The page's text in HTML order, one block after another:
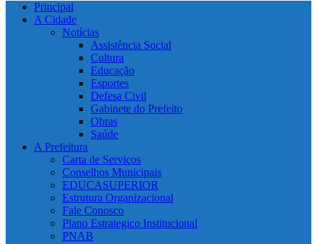
Principal
A Cidade
Notícias
Assistência Social
Cultura
Educação
Esportes
Defesa Civil
Gabinete do Prefeito
Obras
Saúde
A Prefeitura
Carta de Serviços
Conselhos Municipais
EDUCASUPERIOR
Estrutura Organizacional
Fale Conosco
Plano Estrategico Institucional
PNAB